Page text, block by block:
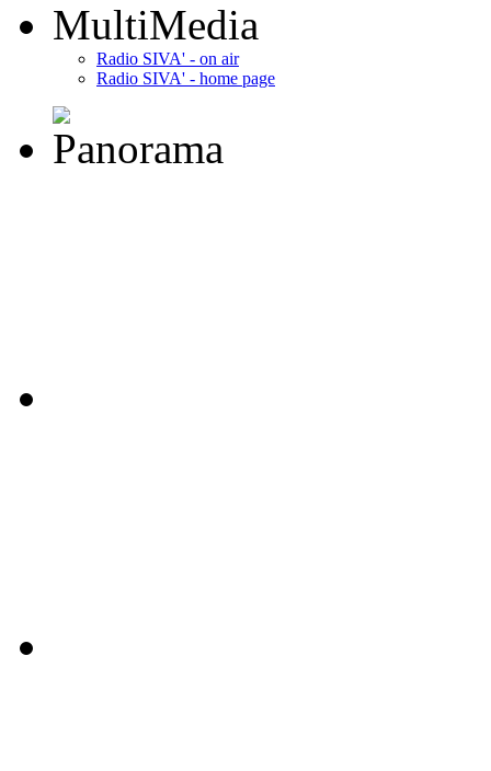
MultiMedia
Radio SIVA' - on air
Radio SIVA' - home page